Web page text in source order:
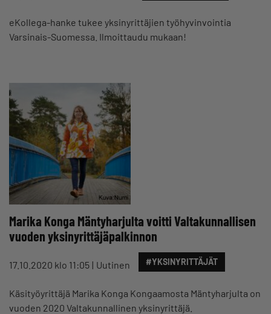
eKollega-hanke tukee yksinyrittäjien työhyvinvointia
Varsinais-Suomessa. Ilmoittaudu mukaan!
Marika Konga Mäntyharjulta voitti Valtakunnallisen
vuoden yksinyrittäjäpalkinnon
17.10.2020 klo 11:05 Uutinen #YKSINYRITTÄJÄT
Käsityöyrittäjä Marika Konga Kongaamosta Mäntyharjulta on
vuoden 2020 Valtakunnallinen yksinyrittäjä.